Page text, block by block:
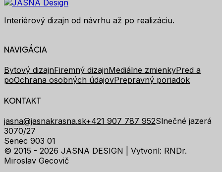
Interiérový dizajn od návrhu až po realizáciu.
NAVIGÁCIA
Bytový dizajnFiremný dizajnMediálne zmienkyPred a
poOchrana osobných údajovPrepravný poriadok
KONTAKT
jasna@jasnakrasna.sk+421 907 787 952Slnečné jazerá
3070/27
Senec 903 01
© 2015 - 2026 JASNA DESIGN | Vytvoril: RNDr.
Miroslav Gecovič